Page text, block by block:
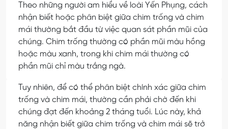
Theo những người am hiểu về loài Yến Phụng, cách
nhận biết hoặc phân biệt giữa chim trống và chim
mái thường bắt đầu từ việc quan sát phần mũi của
chúng. Chim trống thường có phần mũi màu hồng
hoặc màu xanh, trong khi chim mái thường có
phần mũi chỉ màu trắng ngà.
Tuy nhiên, để có thể phân biệt chính xác giữa chim
trống và chim mái, thường cần phải chờ đến khi
chúng đạt đến khoảng 2 tháng tuổi. Lúc này, khả
năng nhận biết giữa chim trống và chim mái sẽ trở